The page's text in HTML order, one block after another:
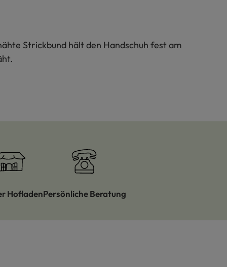
Strickbund hält den Handschuh fest am
HofladenPersönliche Beratung